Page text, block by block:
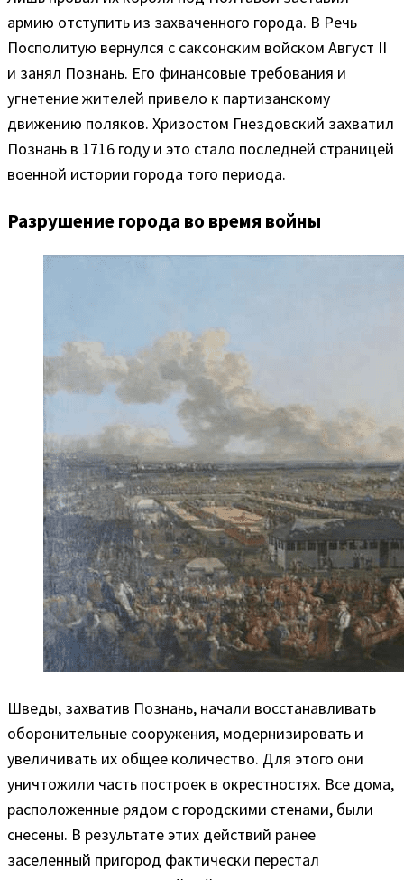
армию отступить из захваченного города. В Речь
Посполитую вернулся с саксонским войском Август II
и занял Познань. Его финансовые требования и
угнетение жителей привело к партизанскому
движению поляков. Хризостом Гнездовский захватил
Познань в 1716 году и это стало последней страницей
военной истории города того периода.
Разрушение города во время войны
Шведы, захватив Познань, начали восстанавливать
оборонительные сооружения, модернизировать и
увеличивать их общее количество. Для этого они
уничтожили часть построек в окрестностях. Все дома,
расположенные рядом с городскими стенами, были
снесены. В результате этих действий ранее
заселенный пригород фактически перестал